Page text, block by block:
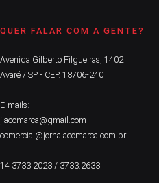
QUER FALAR COM A GENTE?
Avenida Gilberto Filgueiras, 1402
Avaré / SP - CEP. 18706-240
E-mails:
j.acomarca@gmail.com
comercial@jornalacomarca.com.br
14 3733.2023 / 3733.2633